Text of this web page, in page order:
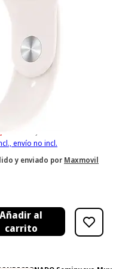
envío no incl.
y enviado por Maxmovil
Añadir al
carrito